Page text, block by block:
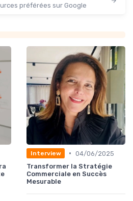
préférées sur Google
Interview • 04/06/2025
Transformer la Stratégie
Commerciale en Succès
Mesurable